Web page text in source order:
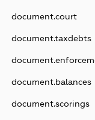
document.court
document.taxdebts
document.balances
document.scorings